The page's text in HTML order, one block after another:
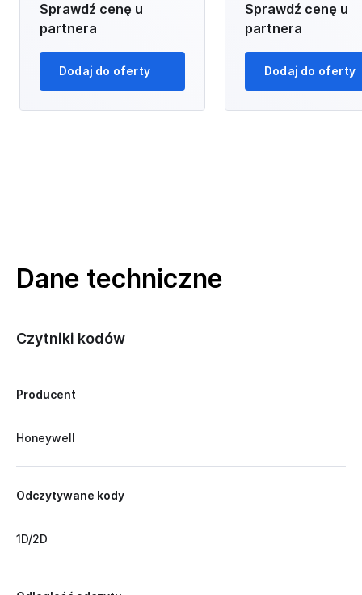
Sprawdź cenę u
partnera
Dodaj do oferty
Sprawdź cenę u
partnera
Dodaj do oferty
Dane techniczne
Czytniki kodów
Producent
Honeywell
Odczytywane kody
1D/2D